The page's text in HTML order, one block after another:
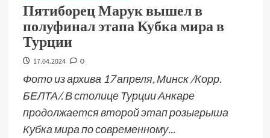
Пятиборец Марук вышел в
полуфинал этапа Кубка мира в
Турции
17.04.2024 0
Фото из архива 17 апреля, Минск /Корр.
БЕЛТА/. В столице Турции Анкаре
продолжается второй этап розыгрыша
Кубка мира по современному...